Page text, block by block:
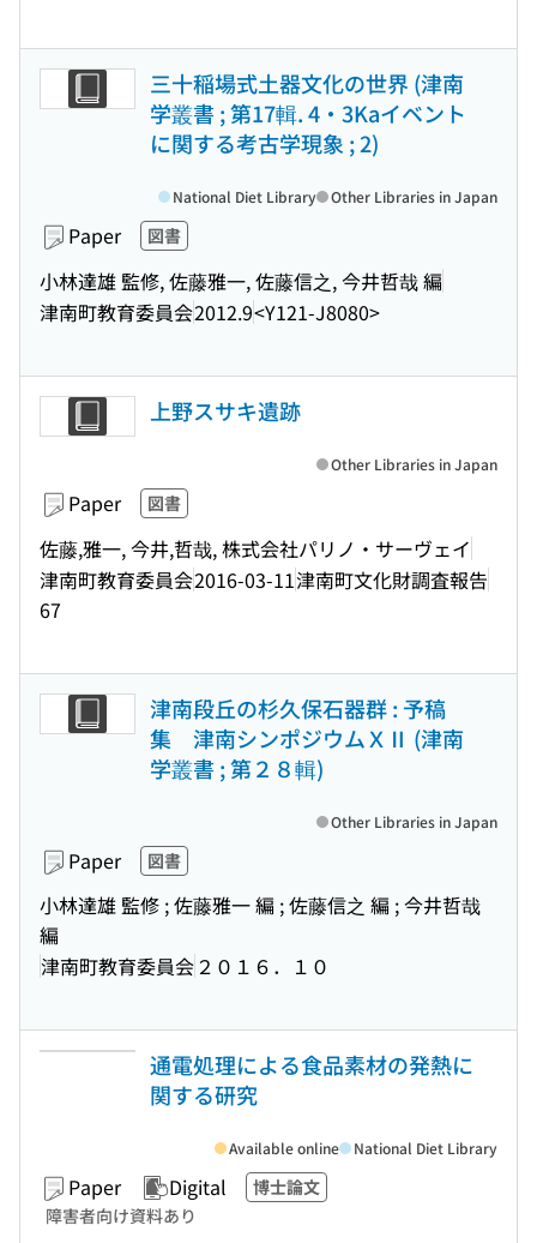
三十稲場式土器文化の世界 (津南
学叢書 ; 第17輯. 4・3Kaイベント
に関する考古学現象 ; 2)
Paper 図書
小林達雄 監修, 佐藤雅一, 佐藤信之, 今井哲哉 編
津南町教育委員会2012.9<Y121-J8080>
National Diet Library Other Libraries in Japan
上野スサキ遺跡
Paper 図書
佐藤,雅一, 今井,哲哉, 株式会社パリノ・サーヴェイ
津南町教育委員会2016-03-11津南町文化財調査報告
67
Other Libraries in Japan
津南段丘の杉久保石器群 : 予稿
集 津南シンポジウムＸⅡ (津南
学叢書 ; 第２８輯)
Paper 図書
小林達雄 監修 ; 佐藤雅一 編 ; 佐藤信之 編 ; 今井哲哉
編
津南町教育委員会 ２０１６．１０
Other Libraries in Japan
通電処理による食品素材の発熱に
関する研究
Paper Digital
博士論文
障害者向け資料あり
Available online National Diet Library